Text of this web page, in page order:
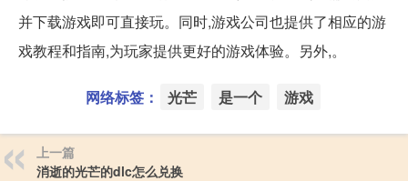
并下载游戏即可直接玩。同时,游戏公司也提供了相应的游
戏教程和指南,为玩家提供更好的游戏体验。另外,。
网络标签： 光芒 是一个 游戏
上一篇
消逝的光芒的dlc怎么兑换